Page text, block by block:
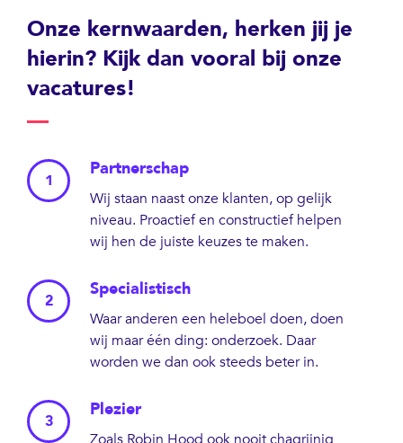
Onze kernwaarden, herken jij je
hierin? Kijk dan vooral bij onze
vacatures!
Partnerschap
Wij staan naast onze klanten, op gelijk
niveau. Proactief en constructief helpen
wij hen de juiste keuzes te maken.
Specialistisch
Waar anderen een heleboel doen, doen
wij maar één ding: onderzoek. Daar
worden we dan ook steeds beter in.
Plezier